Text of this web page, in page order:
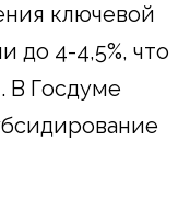
ключевой
до 4-4,5%, что
В Госдуме